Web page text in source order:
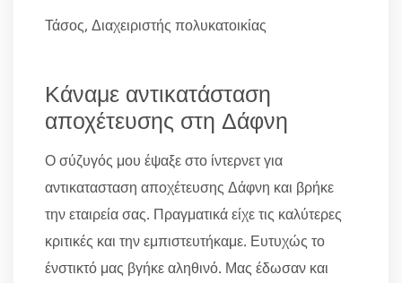
Τάσος, Διαχειριστής πολυκατοικίας
Κάναμε αντικατάσταση
αποχέτευσης στη Δάφνη
Ο σύζυγός μου έψαξε στο ίντερνετ για
αντικατασταση αποχέτευσης Δάφνη και βρήκε
την εταιρεία σας. Πραγματικά είχε τις καλύτερες
κριτικές και την εμπιστευτήκαμε. Ευτυχώς το
ένστικτό μας βγήκε αληθινό. Μας έδωσαν και